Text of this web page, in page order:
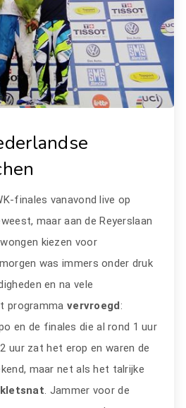
finales vanavond live op
maar aan de Reyerslaan
kiezen voor
was immers onder druk
en na vele
programma vervroegd:
en de finales die al rond 1 uur
uur zat het erop en waren de
maar net als het talrijke
kletsnat . Jammer voor de